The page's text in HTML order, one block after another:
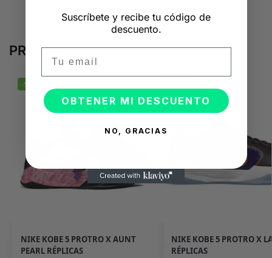
PRODUCTOS RELACIONADOS
-50%
NIKE KOBE 5 PROTRO X AUNT
PEARL RÉPLICAS
NIKE KOBE 5 PROTRO X
RÉPLICAS
Suscríbete y recibe tu código de
descuento.
OBTENER MI DESCUENTO
NO, GRACIAS